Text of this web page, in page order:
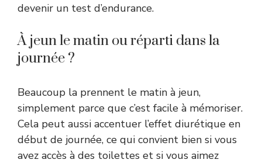
devenir un test d’endurance.
À jeun le matin ou réparti dans la
journée ?
Beaucoup la prennent le matin à jeun,
simplement parce que c’est facile à mémoriser.
Cela peut aussi accentuer l’effet diurétique en
début de journée, ce qui convient bien si vous
avez accès à des toilettes et si vous aimez